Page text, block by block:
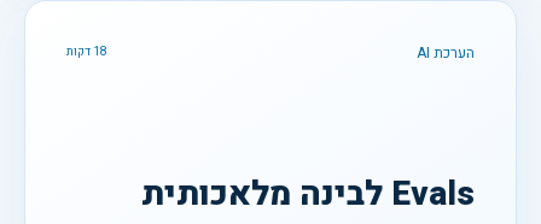
הערכת AI 18 דקות
Evals לבינה מלאכותית